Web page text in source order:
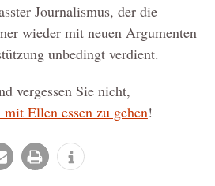
Journalismus, der die
wieder mit neuen Argumenten
unbedingt verdient.
vergessen Sie nicht,
mit Ellen essen zu gehen!